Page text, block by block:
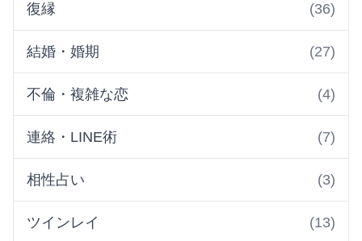
復縁 (36)
結婚・婚期 (27)
不倫・複雑な恋 (4)
連絡・LINE術 (7)
相性占い (3)
ツインレイ (13)